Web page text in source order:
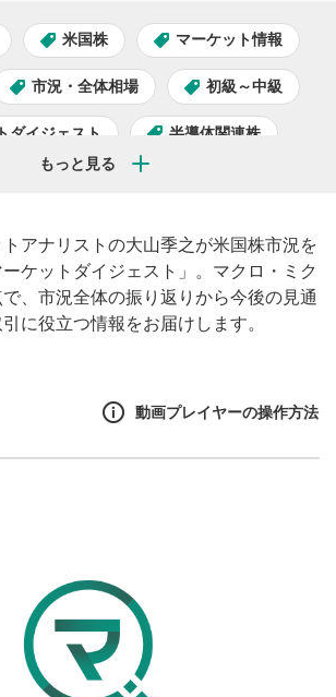
米国株 マーケット情報
市況・全体相場 初級～中級
ダイジェスト 半導体関連株
アナリストの大山季之が米国株市況を
ケットダイジェスト」。マクロ・ミク
、市況全体の振り返りから今後の見通
に役立つ情報をお届けします。
動画プレイヤーの操作方法